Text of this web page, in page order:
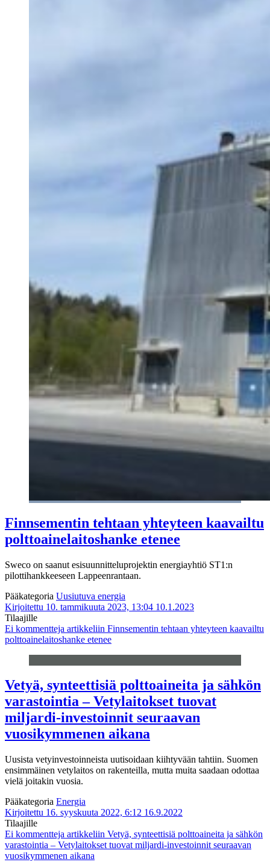
Finnsementin tehtaan yhteyteen kaavailtu
polttoainelaitoshanke etenee
Sweco on saanut esisuunnitteluprojektin energiayhtiö ST1:n
pilottihankkeeseen Lappeenrantaan.
Pääkategoria Uusiutuva energia
Kirjoitettu 10. tammikuuta 2023, 13:04 10.1.2023
Tilaajille
Ei kommentteja artikkeliin Finnsementin tehtaan yhteyteen kaavailtu
polttoainelaitoshanke etenee
Vetyä, synteettisiä polttoaineita ja sähkön
varastointia – Vetylaitokset tuovat
miljardi-investoinnit seuraavan
vuosikymmenen aikana
Uusista vetyinvestoinneista uutisoidaan kiihtyvään tahtiin. Suomen
ensimmäinen vetylaitos on rakenteilla, mutta muita saadaan odottaa
vielä joitakin vuosia.
Pääkategoria Energia
Kirjoitettu 16. syyskuuta 2022, 6:12 16.9.2022
Tilaajille
Ei kommentteja artikkeliin Vetyä, synteettisiä polttoaineita ja sähkön
varastointia – Vetylaitokset tuovat miljardi-investoinnit seuraavan
vuosikymmenen aikana